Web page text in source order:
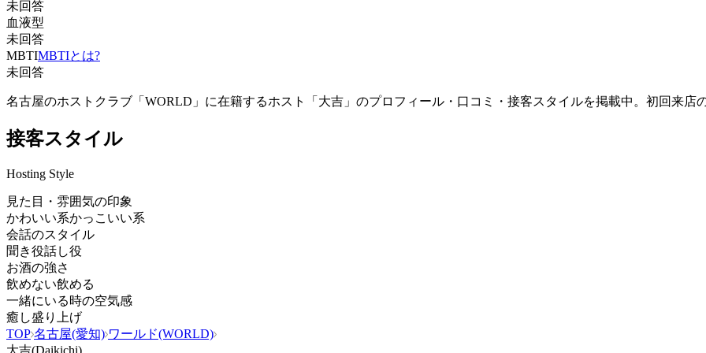
未回答
血液型
未回答
MBTIMBTIとは?
未回答
名古屋のホストクラブ「WORLD」に在籍するホスト「大吉」のプロフィール・口コミ・接客スタイルを掲載中。初回来店
接客スタイル
Hosting Style
見た目・雰囲気の印象
かわいい系かっこいい系
会話のスタイル
聞き役話し役
お酒の強さ
飲めない飲める
一緒にいる時の空気感
癒し盛り上げ
TOP 名古屋(愛知) ワールド(WORLD)